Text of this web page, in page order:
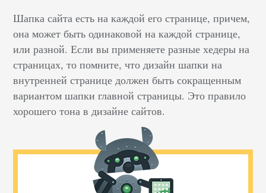
Шапка сайта есть на каждой его странице, причем,
она может быть одинаковой на каждой странице,
или разной. Если вы применяете разные хедеры на
страницах, то помните, что дизайн шапки на
внутренней странице должен быть сокращенным
вариантом шапки главной страницы. Это правило
хорошего тона в дизайне сайтов.